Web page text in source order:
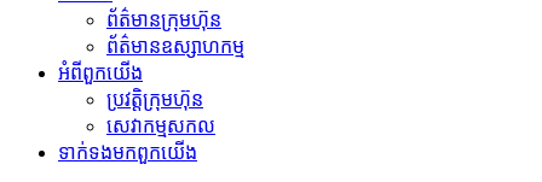
ព័ត៌មានក្រុមហ៊ុន
ព័ត៌មានឧស្សាហកម្ម
អំពី​ពួក​យើង
ប្រវត្តិ​ក្រុមហ៊ុន
សេវាកម្មសកល
ទាក់ទង​មក​ពួក​យើង